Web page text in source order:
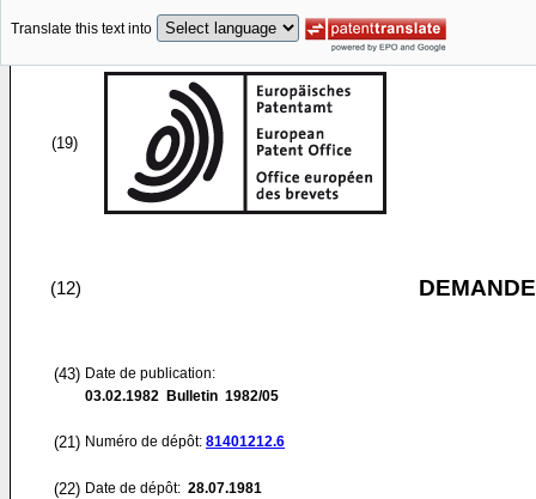
Translate this text into
(19)
(12)
(43) Date de publication:
03.02.1982 Bulletin 1982/05
(21) Numéro de dépôt: 81401212.6
(22) Date de dépôt: 28.07.1981